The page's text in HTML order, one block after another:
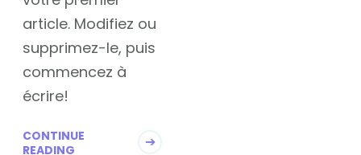
article. Modifiez ou
supprimez-le, puis
commencez à
écrire!
CONTINUE
READING